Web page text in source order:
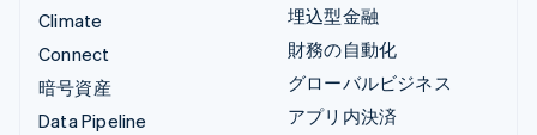
Climate
Connect
暗号資産
Data Pipeline
埋込型金融
財務の自動化
グローバルビジネス
アプリ内決済